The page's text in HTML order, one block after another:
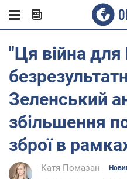
"Ця війна для
Зеленський
збільшення
зброї в
Катя Помазан